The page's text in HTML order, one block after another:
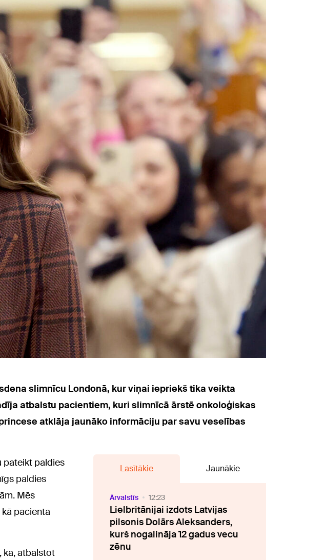
slimnīcu Londonā, kur viņai iepriekš tika veikta
atbalstu pacientiem, kuri slimnīcā ārstē onkoloģiskas
atklāja jaunāko informāciju par savu veselības
pateikt paldies
paldies
Mēs
pacienta
ka, atbalstot
Lasītākie Jaunākie
Ārvalstīs 12:23
Lielbritānijai izdots Latvijas
pilsonis Dolārs Aleksanders,
kurš nogalināja 12 gadus vecu
zēnu